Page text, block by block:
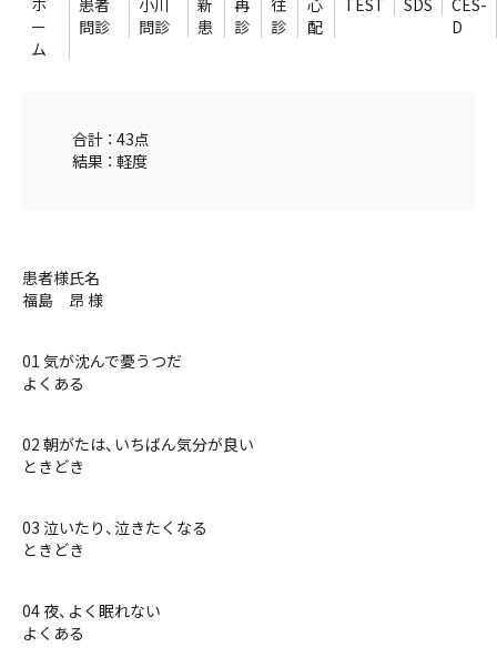
ー
ム
問診
問診
患
診
診
配
D
合計 ： 43点
結果 ： 軽度
患者様氏名
福島 昂 様
01 気が沈んで憂うつだ
よくある
02 朝がたは、いちばん気分が良い
ときどき
03 泣いたり、泣きたくなる
ときどき
04 夜、よく眠れない
よくある